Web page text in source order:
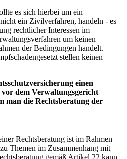
es sich hierbei um ein
ein Zivilverfahren, handeln - es
rechtlicher Interessen im
um keinen
der Bedingungen handelt.
stellen keinen
einen
vor dem Verwaltungsgericht
man die Rechtsberatung der
Rechtsberatung ist im Rahmen
Themen im Zusammenhang mit
gemäß Artikel 22 kann